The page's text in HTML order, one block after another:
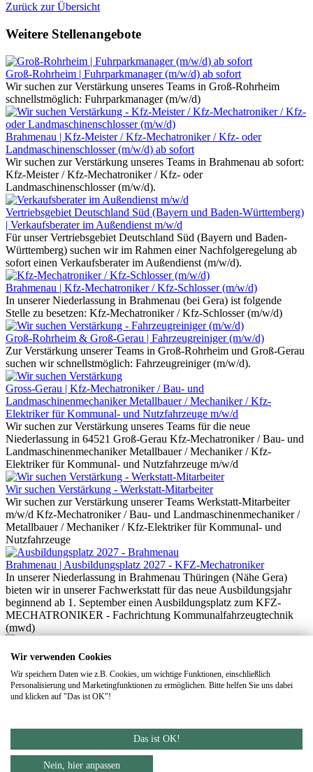
Zurück zur Übersicht
Weitere Stellenangebote
Groß-Rohrheim | Fuhrparkmanager (m/w/d) ab sofort
Wir suchen zur Verstärkung unseres Teams in Groß-Rohrheim
schnellstmöglich: Fuhrparkmanager (m/w/d)
Brahmenau | Kfz-Meister / Kfz-Mechatroniker / Kfz- oder
Landmaschinenschlosser (m/w/d) ab sofort
Wir suchen zur Verstärkung unseres Teams in Brahmenau ab sofort:
Kfz-Meister / Kfz-Mechatroniker / Kfz- oder
Landmaschinenschlosser (m/w/d).
Vertriebsgebiet Deutschland Süd (Bayern und Baden-Württemberg)
| Verkaufsberater im Außendienst m/w/d
Für unser Vertriebsgebiet Deutschland Süd (Bayern und Baden-
Württemberg) suchen wir im Rahmen einer Nachfolgeregelung ab
sofort einen Verkaufsberater im Außendienst (m/w/d).
Brahmenau | Kfz-Mechatroniker / Kfz-Schlosser (m/w/d)
In unserer Niederlassung in Brahmenau (bei Gera) ist folgende
Stelle zu besetzen: Kfz-Mechatroniker / Kfz-Schlosser (m/w/d)
Groß-Rohrheim & Groß-Gerau | Fahrzeugreiniger (m/w/d)
Zur Verstärkung unserer Teams in Groß-Rohrheim und Groß-Gerau
suchen wir schnellstmöglich: Fahrzeugreiniger (m/w/d).
Gross-Gerau | Kfz-Mechatroniker / Bau- und
Landmaschinenmechaniker Metallbauer / Mechaniker / Kfz-
Elektriker für Kommunal- und Nutzfahrzeuge m/w/d
Wir suchen zur Verstärkung unseres Teams für die neue
Niederlassung in 64521 Groß-Gerau Kfz-Mechatroniker / Bau- und
Landmaschinenmechaniker Metallbauer / Mechaniker / Kfz-
Elektriker für Kommunal- und Nutzfahrzeuge m/w/d
Wir suchen Verstärkung - Werkstatt-Mitarbeiter
Wir suchen zur Verstärkung unserer Teams Werkstatt-Mitarbeiter
m/w/d Kfz-Mechatroniker / Bau- und Landmaschinenmechaniker /
Metallbauer / Mechaniker / Kfz-Elektriker für Kommunal- und
Nutzfahrzeuge
Brahmenau | Ausbildungsplatz 2027 - KFZ-Mechatroniker
In unserer Niederlassung in Brahmenau Thüringen (Nähe Gera)
bieten wir in unserer Fachwerkstatt für das neue Ausbildungsjahr
beginnend ab 1. September einen Ausbildungsplatz zum KFZ-
MECHATRONIKER - Fachrichtung Kommunalfahrzeugtechnik
(mwd)
Groß-Gerau | Ausbildungsplatz 2026
Gebiet) - spezialisiert auf Reparaturen, Service und Wartung von
Fahrzeugen zur Rohr-, Kanal- und Industriereinigung - bieten wir
für das neue Ausbildungsjahr beginnend ab 01. September: einen
BAUMASCHINENMECHATRONIKER (m/w/d)
DATENSCHUTZ
IMPRESSUM
Wir verwenden Cookies
Wir speichern Daten wie z.B. Cookies, um wichtige Funktionen, einschließlich
Personalisierung und Marketingfunktionen zu ermöglichen. Bitte helfen Sie uns dabei
und klicken auf "Das ist OK"!
Das ist OK!
Nein, hier anpassen